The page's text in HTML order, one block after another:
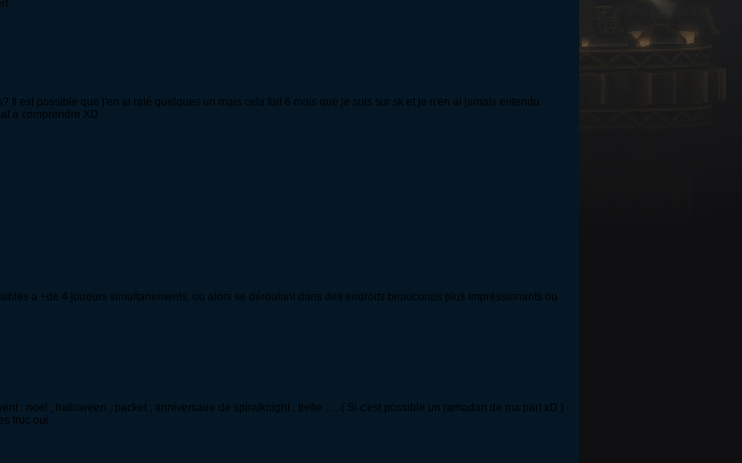
Il est possible que j'en ai raté quelques un mais cela fait 6 mois que je suis sur sk et je n'en ai jamais entendu
a comprendre XD
a +de 4 joueurs simultanements, ou alors se déroulant dans des endroits beaucoups plus impréssionants ou
: noel , halloween , packet , anniversaire de spiralknight , trefle , ... ( Si c'est possible un ramadan de ma part xD )
truc oui